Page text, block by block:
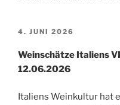
VERÖFFENTLICHT
4. JUNI 2026
Weinschätze Italiens
12.06.2026
Italiens Weinkultur hat